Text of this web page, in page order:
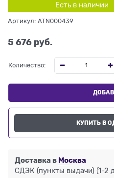
Есть в наличии
Артикул: ATN000439
5 676 руб.
Количество:
КУПИТЬ В
Доставка в Москва
СДЭК (пункты выдачи) (1-2